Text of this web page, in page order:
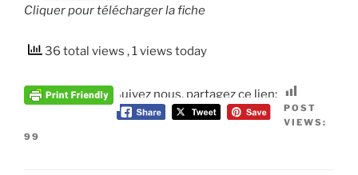
Cliquer pour télécharger la fiche
36 total views , 1 views today
Suivez nous, partagez ce lien:
POST
VIEWS:
99